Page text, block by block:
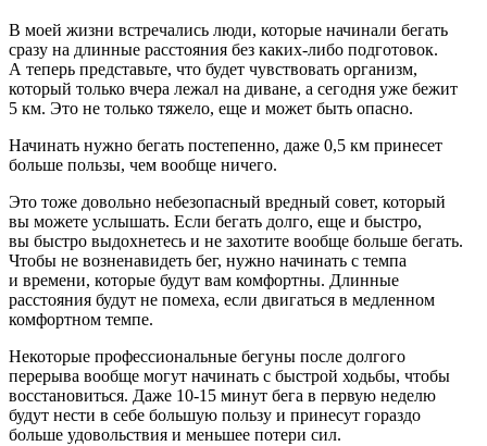
В моей жизни встречались люди, которые начинали бегать
сразу на длинные расстояния без каких-либо подготовок.
А теперь представьте, что будет чувствовать организм,
который только вчера лежал на диване, а сегодня уже бежит
5 км. Это не только тяжело, еще и может быть опасно.
Начинать нужно бегать постепенно, даже 0,5 км принесет
больше пользы, чем вообще ничего.
Это тоже довольно небезопасный вредный совет, который
вы можете услышать. Если бегать долго, еще и быстро,
вы быстро выдохнетесь и не захотите вообще больше бегать.
Чтобы не возненавидеть бег, нужно начинать с темпа
и времени, которые будут вам комфортны. Длинные
расстояния будут не помеха, если двигаться в медленном
комфортном темпе.
Некоторые профессиональные бегуны после долгого
перерыва вообще могут начинать с быстрой ходьбы, чтобы
восстановиться. Даже 10-15 минут бега в первую неделю
будут нести в себе большую пользу и принесут гораздо
больше удовольствия и меньшее потери сил.